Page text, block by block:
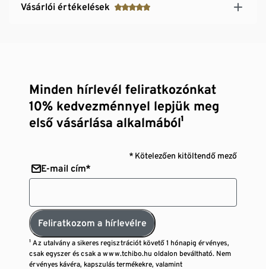
Vásárlói értékelések
Minden hírlevél feliratkozónkat
10% kedvezménnyel lepjük meg
első vásárlása alkalmából¹
* Kötelezően kitöltendő mező
E-mail cím*
Feliratkozom a hírlevélre
¹ Az utalvány a sikeres regisztrációt követő 1 hónapig érvényes,
csak egyszer és csak a www.tchibo.hu oldalon beváltható. Nem
érvényes kávéra, kapszulás termékekre, valamint